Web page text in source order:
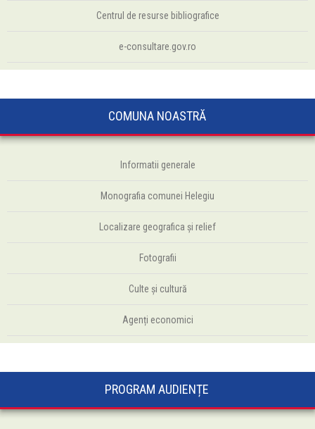
Centrul de resurse bibliografice
e-consultare.gov.ro
COMUNA NOASTRĂ
Informatii generale
Monografia comunei Helegiu
Localizare geografica și relief
Fotografii
Culte şi cultură
Agenți economici
PROGRAM AUDIENȚE